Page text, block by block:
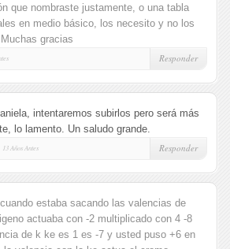
que nombraste justamente, o una tabla
en medio básico, los necesito y no los
gracias
Responder
intentaremos subirlos pero será más
lo lamento. Un saludo grande.
13 Años Antes Responder
estaba sacando las valencias de
actuaba con -2 multiplicado con 4 -8
de k ke es 1 es -7 y usted puso +6 en